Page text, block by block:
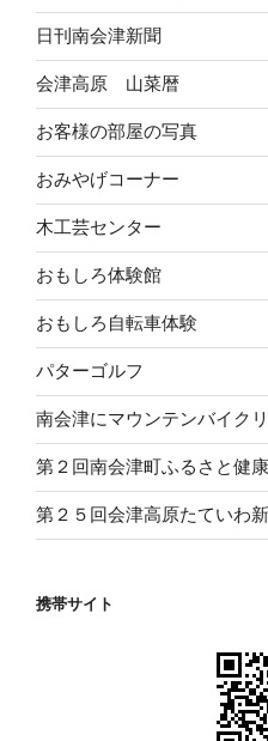
日刊南会津新聞
会津高原 山菜暦
お客様の部屋の写真
おみやげコーナー
木工芸センター
おもしろ体験館
おもしろ自転車体験
パターゴルフ
南会津にマウンテンバイク
第２回南会津町ふるさと健
第２５回会津高原たていわ
携帯サイト